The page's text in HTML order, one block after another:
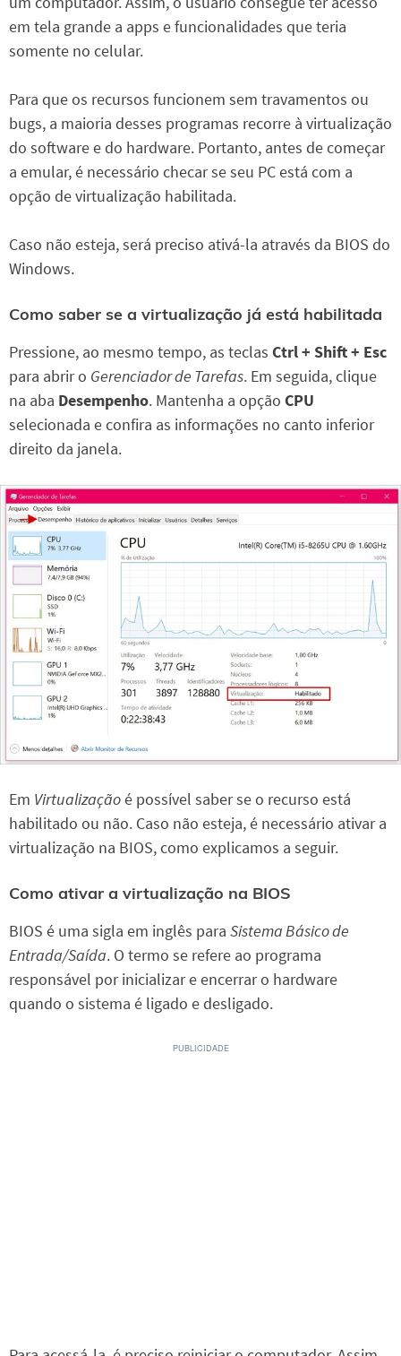
em tela grande a apps e funcionalidades que teria
somente no celular.
Para que os recursos funcionem sem travamentos ou
bugs, a maioria desses programas recorre à virtualização
do software e do hardware. Portanto, antes de começar
a emular, é necessário checar se seu PC está com a
opção de virtualização habilitada.
Caso não esteja, será preciso ativá-la através da BIOS do
Windows.
Como saber se a virtualização já está habilitada
Pressione, ao mesmo tempo, as teclas Ctrl + Shift + Esc
para abrir o Gerenciador de Tarefas. Em seguida, clique
na aba Desempenho. Mantenha a opção CPU
selecionada e confira as informações no canto inferior
direito da janela.
Em Virtualizaçãoé possível saber se o recurso está
habilitado ou não. Caso não esteja, é necessário ativar a
virtualização na BIOS, como explicamos a seguir.
Como ativar a virtualização na BIOS
BIOS é uma sigla em inglês para Sistema Básico de
Entrada/Saída. O termo se refere ao programa
responsável por inicializar e encerrar o hardware
quando o sistema é ligado e desligado.